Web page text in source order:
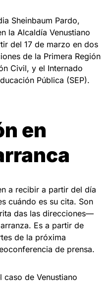
Sheinbaum Pardo,
la Alcaldía Venustiano
del 17 de marzo en dos
de la Primera Región
Civil, y el Internado
Pública (SEP).
en
a recibir a partir del día
cuándo es su cita. Son
das las direcciones—
Es a partir de
de la próxima
de prensa.
caso de Venustiano